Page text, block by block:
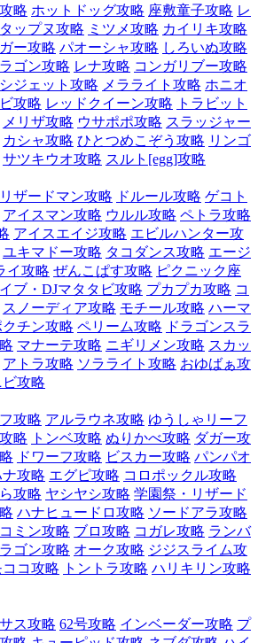
略 ホットドッグ攻略 座敷童子攻略 レ
タップヌ攻略 ミツメ攻略 カイリキ攻略
ー攻略 パオーシャ攻略 しろいぬ攻略
ゴン攻略 レナ攻略 コンガリブー攻略
ジェット攻略 メラライト攻略 ホニオ
攻略 レッドクイーン攻略
トラビット
メリザ攻略 ウサポポ攻略 スラッジャー
カシャ攻略 ひとつめこぞう攻略 リンゴ
サツキウオ攻略 スルト[egg]攻略
リザードマン攻略 ドルール攻略 ゲコト
アイスマン攻略 ウルル攻略 ペトラ攻略
アイスエイジ攻略 エビルハンター攻
ユキマドー攻略 タコダンス攻略 エージ
イ攻略 ぜんこぱす攻略 ピクニック座
ブ・DJマタタビ攻略 プカプカ攻略 コ
スノーディア攻略 モチール攻略 ハーマ
クチン攻略 ペリーム攻略 ドラゴンスラ
マナーテ攻略 ニギリメン攻略 スカッ
アトラ攻略 ソラライト攻略 おゆばぁ攻
ビ攻略
攻略 アルラウネ攻略 ゆうしゃリーフ
略 トンベ攻略 ぬりかべ攻略 ダガー攻
ドワーフ攻略 ビスカー攻略 パンパオ
攻略 エグピ攻略 コロポックル攻略
攻略 ヤシヤシ攻略 学園祭・リザード
ハナヒュードロ攻略 ソードアラ攻略
ミン攻略 ブロ攻略 コガレ攻略 ランバ
ゴン攻略 オーク攻略 ジジスライム攻
コ攻略 トントラ攻略 ハリキリン攻略
ス攻略 62号攻略 インベーダー攻略 プ